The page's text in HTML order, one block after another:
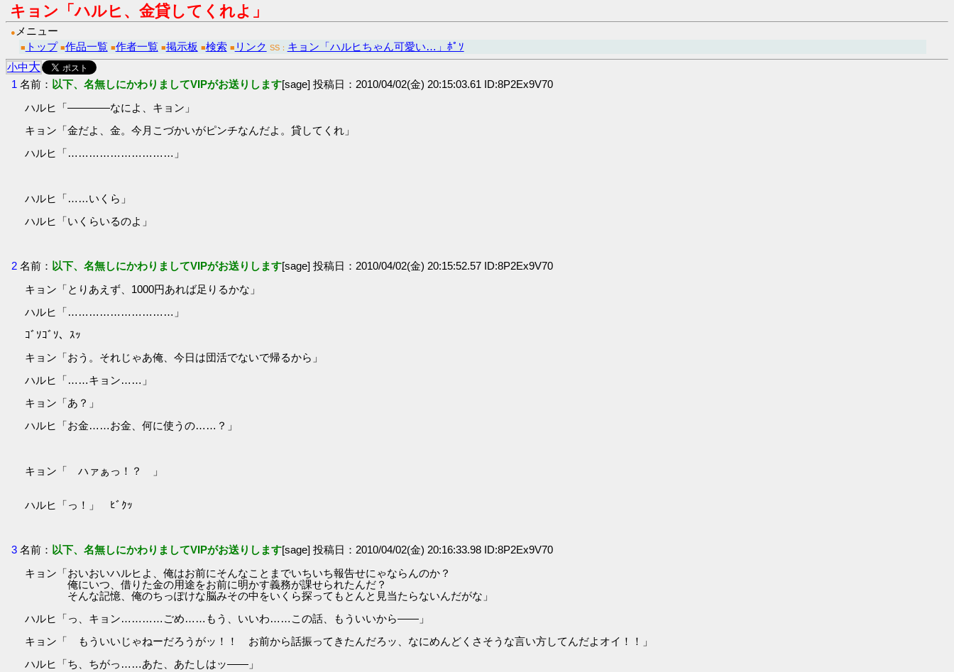
キョン「ハルヒ、金貸してくれよ」
● メニュー
■ トップ ■作品一覧 ■作者一覧 ■掲示板 ■検索 ■ リンク SS： キョン「ハルヒちゃん可愛い…」ﾎﾟｿ
小中大
1 名前： 以下、名無しにかわりましてVIPがお送りします[sage] 投稿日：2010/04/02(金) 20:15:03.61 ID:8P2Ex9V70
ハルヒ「――――なによ、キョン」
キョン「金だよ、金。今月こづかいがピンチなんだよ。貸してくれ」
ハルヒ「…………………………」
ハルヒ「……いくら」
ハルヒ「いくらいるのよ」
2 名前： 以下、名無しにかわりましてVIPがお送りします[sage] 投稿日：2010/04/02(金) 20:15:52.57 ID:8P2Ex9V70
キョン「とりあえず、1000円あれば足りるかな」
ハルヒ「…………………………」
ｺﾞｿｺﾞｿ、ｽｯ
キョン「おう。それじゃあ俺、今日は団活でないで帰るから」
ハルヒ「……キョン……」
キョン「あ？」
ハルヒ「お金……お金、何に使うの……？」
キョン「 ハァぁっ！？ 」
ハルヒ「っ！」 ﾋﾞｸｯ
3 名前： 以下、名無しにかわりましてVIPがお送りします[sage] 投稿日：2010/04/02(金) 20:16:33.98 ID:8P2Ex9V70
キョン「おいおいハルヒよ、俺はお前にそんなことまでいちいち報告せにゃならんのか？
俺にいつ、借りた金の用途をお前に明かす義務が課せられたんだ？
そんな記憶、俺のちっぽけな脳みその中をいくら探ってもとんと見当たらないんだがな」
ハルヒ「っ、キョン…………ごめ……もう、いいわ……この話、もういいから――」
キョン「 もういいじゃねーだろうがッ！！ お前から話振ってきたんだろッ、なにめんどくさそうな言い方してんだよオイ！！」
ハルヒ「ち、ちがっ……あた、あたしはッ――」